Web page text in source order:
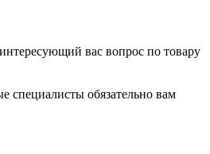
вас вопрос по товару
обязательно вам